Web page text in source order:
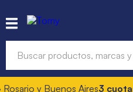
y Buenos Aires3